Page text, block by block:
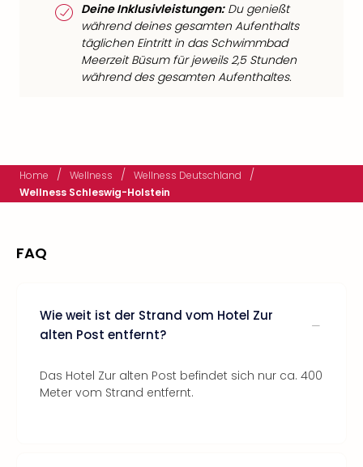
Deine Inklusivleistungen:Du genießt
während deines gesamten Aufenthalts
täglichen Eintritt in das Schwimmbad
Meerzeit Büsum für jeweils 2,5 Stunden
während des gesamten Aufenthaltes.
Home / Wellness / Wellness Deutschland /
Wellness Schleswig-Holstein
FAQ
Wie weit ist der Strand vom Hotel Zur
alten Post entfernt?
Das Hotel Zur alten Post befindet sich nur ca. 400
Meter vom Strand entfernt.